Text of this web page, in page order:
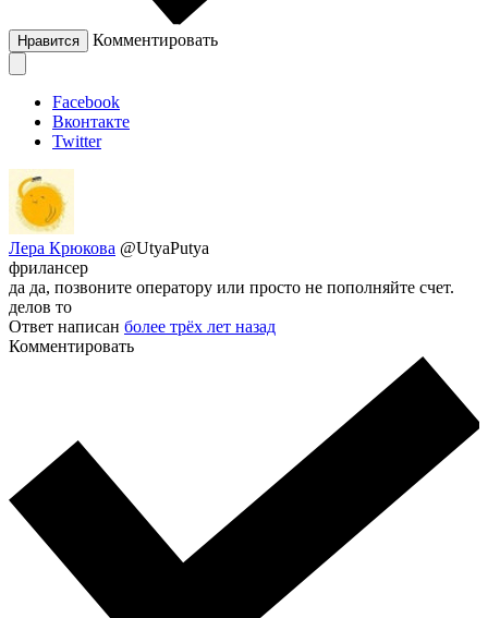
Нравится Комментировать
Facebook
Вконтакте
Twitter
Лера Крюкова @UtyaPutya
фрилансер
да да, позвоните оператору или просто не пополняйте счет.
делов то
Ответ написан более трёх лет назад
Комментировать